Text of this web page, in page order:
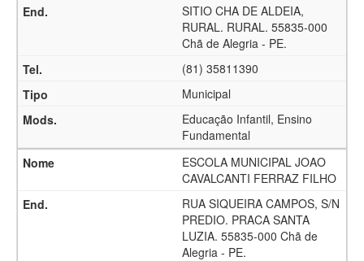
SITIO CHA DE ALDEIA,
RURAL. RURAL. 55835-000
Chã de Alegria - PE.
(81) 35811390
Municipal
Educação Infantil, Ensino
Fundamental
ESCOLA MUNICIPAL JOAO
CAVALCANTI FERRAZ FILHO
RUA SIQUEIRA CAMPOS, S/N
PREDIO. PRACA SANTA
LUZIA. 55835-000 Chã de
Alegria - PE.